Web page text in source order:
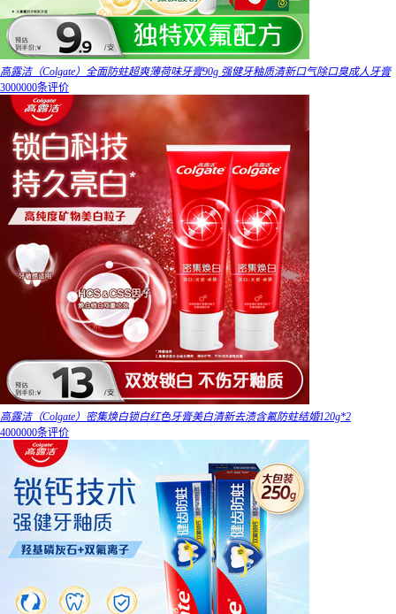
高露洁（Colgate）全面防蛀超爽薄荷味牙膏90g 强健牙釉质清新口气除口臭成人牙膏
3000000条评价
高露洁（Colgate）密集焕白锁白红色牙膏美白清新去渍含氟防蛀结婚120g*2
4000000条评价